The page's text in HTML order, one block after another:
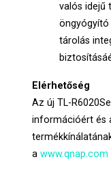
valós idejű
öngyógyító
tárolás
Elérhetőség
Az új TL-
információért és
awww.qnap.com